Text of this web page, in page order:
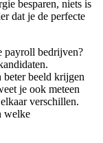
besparen, niets is
dat je de perfecte
payroll bedrijven?
beter beeld krijgen
je ook meteen
verschillen.
welke